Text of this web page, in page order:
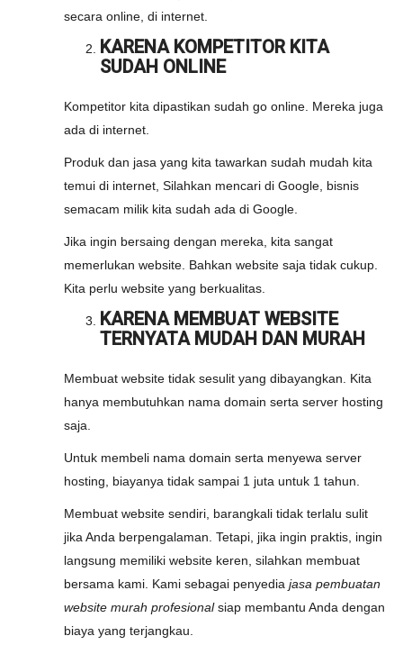
secara online, di internet.
KARENA KOMPETITOR KITA
SUDAH ONLINE
Kompetitor kita dipastikan sudah go online. Mereka juga
ada di internet.
Produk dan jasa yang kita tawarkan sudah mudah kita
temui di internet, Silahkan mencari di Google, bisnis
semacam milik kita sudah ada di Google.
Jika ingin bersaing dengan mereka, kita sangat
memerlukan website. Bahkan website saja tidak cukup.
Kita perlu website yang berkualitas.
KARENA MEMBUAT WEBSITE
TERNYATA MUDAH DAN MURAH
Membuat website tidak sesulit yang dibayangkan. Kita
hanya membutuhkan nama domain serta server hosting
saja.
Untuk membeli nama domain serta menyewa server
hosting, biayanya tidak sampai 1 juta untuk 1 tahun.
Membuat website sendiri, barangkali tidak terlalu sulit
jika Anda berpengalaman. Tetapi, jika ingin praktis, ingin
langsung memiliki website keren, silahkan membuat
bersama kami. Kami sebagai penyedia jasa pembuatan
website murah profesionalsiap membantu Anda dengan
biaya yang terjangkau.